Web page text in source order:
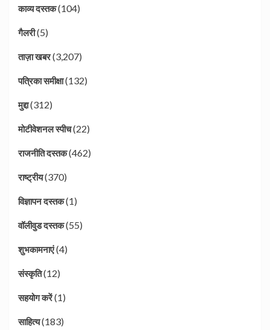
काव्य दस्तक(104)
गैलरी(5)
ताज़ा खबर(3,207)
पत्रिका समीक्षा(132)
मुद्दा(312)
मोटीवेशनल स्पीच(22)
राजनीति दस्तक(462)
राष्ट्रीय(370)
विज्ञापन दस्तक(1)
वॉलीवुड दस्तक(55)
शुभकामनाएं(4)
संस्कृति(12)
सहयोग करें(1)
साहित्य(183)